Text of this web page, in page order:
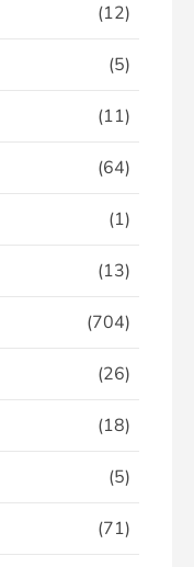
(12)
(5)
(11)
(64)
(1)
(13)
(704)
(26)
(18)
(5)
(71)